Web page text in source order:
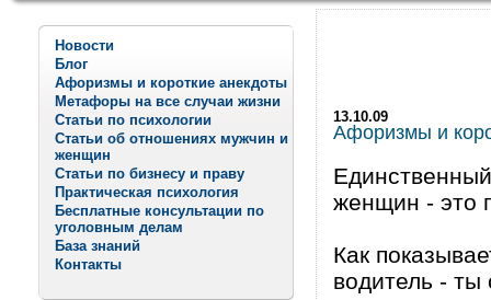
Новости
Блог
Афоризмы и короткие анекдоты
Метафоры на все случаи жизни
Статьи по психологии
Статьи об отношениях мужчин и
женщин
Статьи по бизнесу и праву
Практическая психология
Бесплатные консультации по
уголовным делам
База знаний
Контакты
13.10.09
Афоризмы и
женщин - это
Как
водитель -